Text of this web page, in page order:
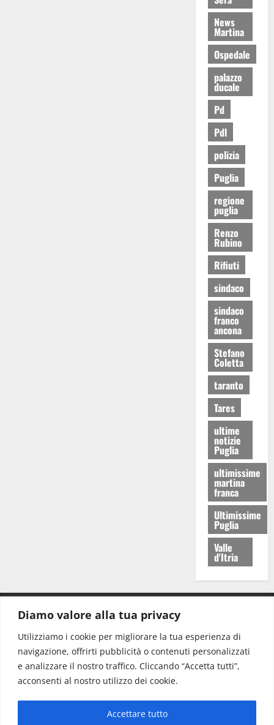
Diamo valore alla tua privacy
Utilizziamo i cookie per migliorare la tua esperienza di
navigazione, offrirti pubblicità o contenuti personalizzati
e analizzare il nostro traffico. Cliccando “Accetta tutti”,
acconsenti al nostro utilizzo dei cookie.
Accettare tutto
News
Martina
Ospedale
palazzo
ducale
Pd
Pdl
polizia
Puglia
regione
puglia
Renzo
Rubino
Rifiuti
sindaco
sindaco
franco
ancona
Stefano
Coletta
taranto
Tares
ultime
notizie
Puglia
ultimissime
martina
franca
Ultimissime
Puglia
Valle
d'Itria
Redazione: redazione@www.martinasera.it
Direttore:direttore@www.martinasera.it
Info & Commerciale:info@www.martinasera.it